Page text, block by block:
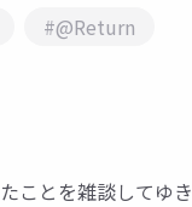
#@Return
ことを雑談してゆき